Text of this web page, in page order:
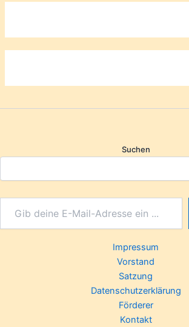
Suchen
Impressum
Vorstand
Satzung
Datenschutzerklärung
Förderer
Kontakt